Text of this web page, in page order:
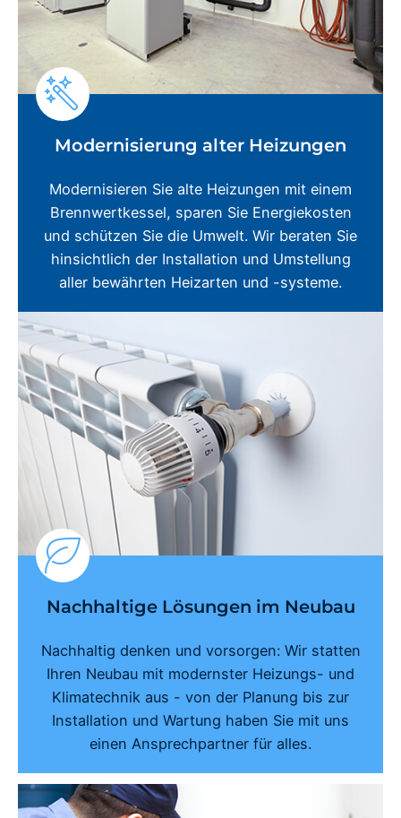
Modernisierung alter Heizungen
Modernisieren Sie alte Heizungen mit einem
Brennwertkessel, sparen Sie Energiekosten
und schützen Sie die Umwelt. Wir beraten Sie
hinsichtlich der Installation und Umstellung
aller bewährten Heizarten und -systeme.
Nachhaltige Lösungen im Neubau
Nachhaltig denken und vorsorgen: Wir statten
Ihren Neubau mit modernster Heizungs- und
Klimatechnik aus - von der Planung bis zur
Installation und Wartung haben Sie mit uns
einen Ansprechpartner für alles.